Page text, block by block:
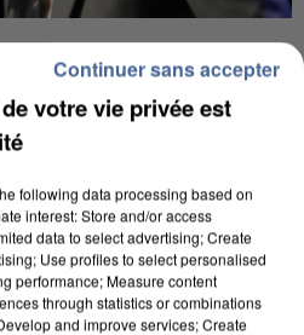
Glucksmann visés par des
annonce un "travail
votre vie privée est
following data processing based on
interest: Store and/or access
data to select advertising; Create
Use profiles to select personalised
performance; Measure content
through statistics or combinations
and improve services; Create
Continuer sans accepter